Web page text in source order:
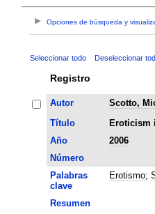
Opciones de búsqueda y
Seleccionar todo Deseleccionar
Registro
Autor
Scotto,
Título
Eroticism
Año
2006
Número
Palabras
clave
Erotismo;
Resumen